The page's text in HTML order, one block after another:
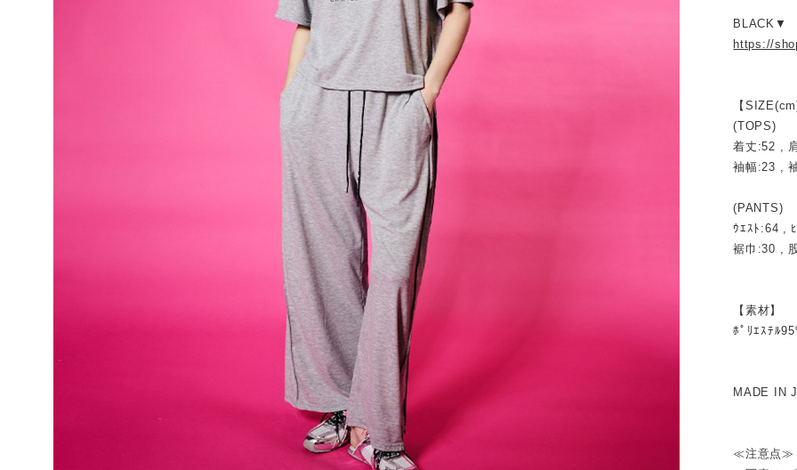
BLACK▼
https://
【
(TOPS)
着丈:52 ,
袖幅:23 ,
(PANTS)
ｳｴｽﾄ:64 ,
裾巾:30 ,
【素材】
ﾎﾟﾘｴｽﾃﾙ
MADE IN
≪注意点≫